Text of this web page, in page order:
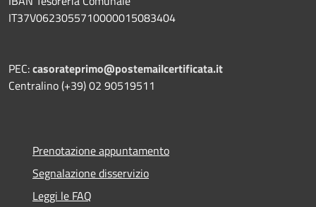
IT37V0623055710000015083404
PEC:casorateprimo@postemailcertificata.it
Centralino (+39) 02 90519511
Prenotazione appuntamento
Segnalazione disservizio
Leggi le FAQ